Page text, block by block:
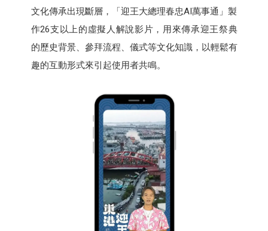
文化傳承出現斷層，「迎王大總理春忠AI萬事通」製
作26支以上的虛擬人解說影片，用來傳承迎王祭典
的歷史背景、參拜流程、儀式等文化知識，以輕鬆有
趣的互動形式來引起使用者共鳴。